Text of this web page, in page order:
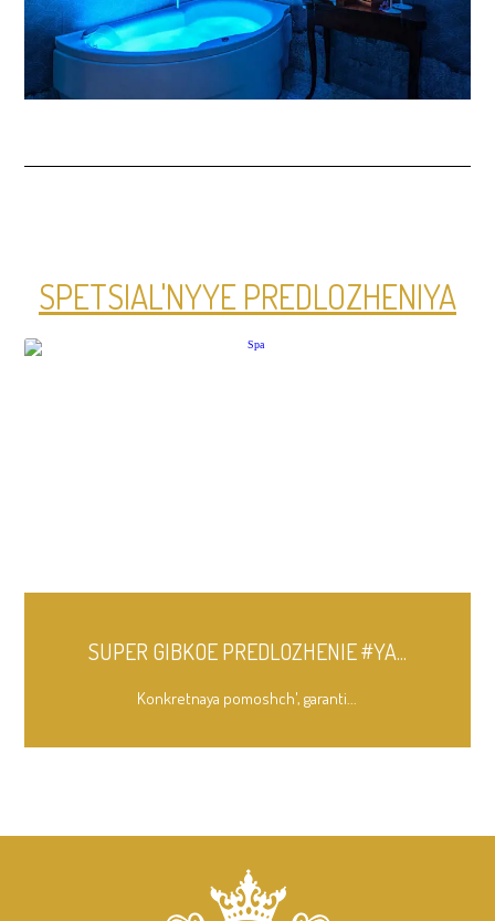
SPETSIAL'NYYE PREDLOZHENIYA
SUPER GIBKOE PREDLOZHENIE #YA...
Konkretnaya pomoshch', garanti...